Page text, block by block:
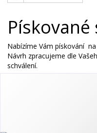
Pískované
Nabízíme Vám pískování
Návrh zpracujeme dle
schválení.